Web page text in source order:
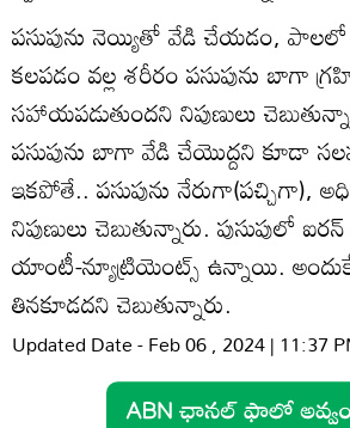
పసుపును నెయ్యితో వేడి చేయడం,
కలపడం వల్ల శరీరం పసుపును బాగా
సహాయపడుతుందని నిపుణులు
పసుపును బాగా వేడి చేయొద్దని కూడా
ఇకపోతే.. పసుపును నేరుగా(పచ్చిగా),
నిపుణులు చెబుతున్నారు. పుసుపులో
యాంటీ-న్యూట్రియెంట్స్ ఉన్నాయి.
తినకూడదని చెబుతున్నారు.
Updated Date - Feb 06 , 2024 | 11:37